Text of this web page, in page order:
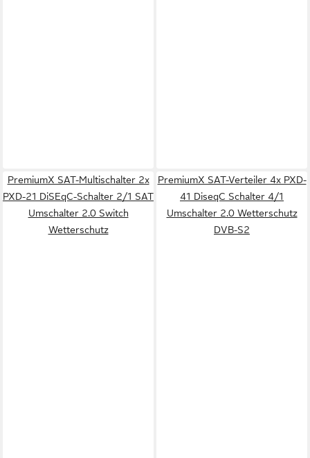
PremiumX SAT-Multischalter 2x
PXD-21 DiSEqC-Schalter 2/1 SAT
Umschalter 2.0 Switch
Wetterschutz
PremiumX SAT-Verteiler 4x PXD-
41 DiseqC Schalter 4/1
Umschalter 2.0 Wetterschutz
DVB-S2